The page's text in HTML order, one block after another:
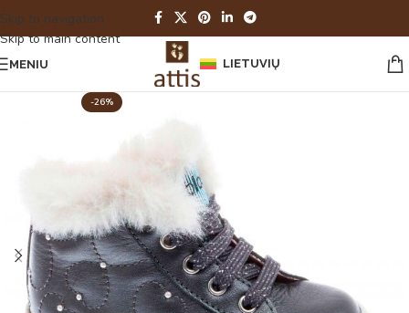
Skip to navigation
Skip to main content
MENIU LIETUVIŲ
-26%